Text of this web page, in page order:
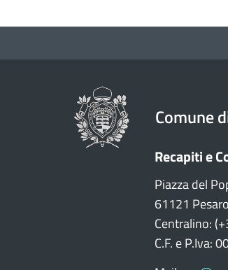
Comune
Recapiti e
Piazza del
61121 Pesaro
Centralino:
C.F. e P.Iva: